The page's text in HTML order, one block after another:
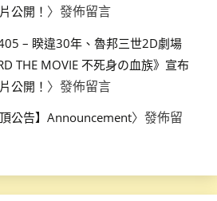
公開！ 〉發佈留言
– 睽違30年、魯邦三世2D劇場
THE MOVIE 不死身の血族》宣布
公開！ 〉發佈留言
頂公告】Announcement〉發佈留